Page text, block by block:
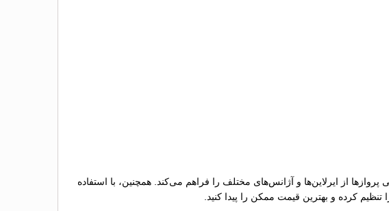
پروازها از ایرلاین‌ها و آژانس‌های مختلف را فراهم می‌کند. همچنین، با استفاده
کرده و بهترین قیمت ممکن را پیدا کنید.